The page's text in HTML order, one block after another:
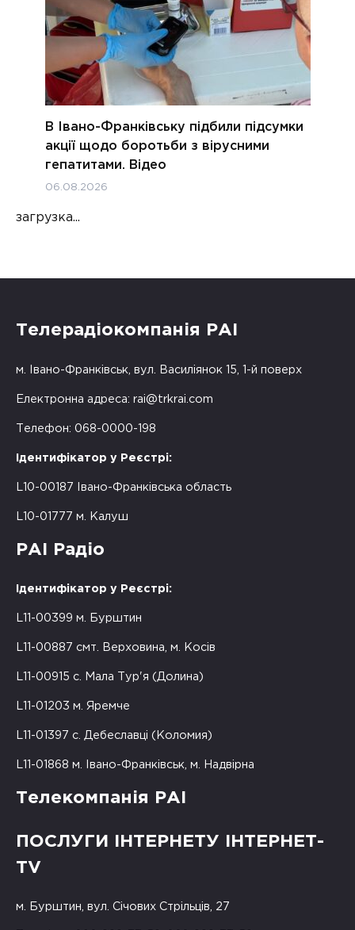
В Івано-Франківську підбили підсумки
акції щодо боротьби з вірусними
гепатитами. Відео
06.08.2026
загрузка...
Телерадіокомпанія РАІ
м. Івано-Франківськ, вул. Василіянок 15, 1-й поверх
Електронна адреса: rai@trkrai.com
Телефон: 068-0000-198
Ідентифікатор у Реєстрі:
L10-00187 Івано-Франківська область
L10-01777 м. Калуш
РАІ Радіо
Ідентифікатор у Реєстрі:
L11-00399 м. Бурштин
L11-00887 смт. Верховина, м. Косів
L11-00915 с. Мала Тур'я (Долина)
L11-01203 м. Яремче
L11-01397 с. Дебеславці (Коломия)
L11-01868 м. Івано-Франківськ, м. Надвірна
Телекомпанія РАІ
ПОСЛУГИ ІНТЕРНЕТУ ІНТЕРНЕТ-
TV
м. Бурштин, вул. Січових Стрільців, 27